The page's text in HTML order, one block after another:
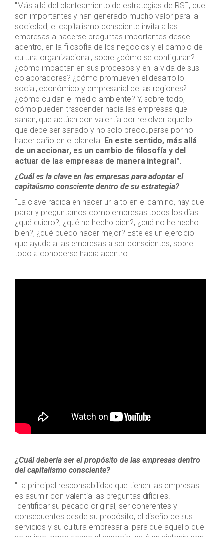
"Más allá del planteamiento de estrategias de RSE, que
son importantes y han generado mucho valor para la
sociedad, el capitalismo consciente invita a las
empresas a hacerse preguntas importantes desde
adentro, en la filosofía de los negocios y el cambio de
cultura organizacional, sobre ¿cómo se configuran?
¿cómo impactan en sus procesos y en la vida de sus
colaboradores? ¿cómo promueven el desarrollo
social, económico y empresarial de las regiones?
¿cómo cuidan el medio ambiente? Y, sobre todo,
cómo pueden trascender hacia las empresas que
sanan, que actúan con valentía por resolver aquello
que debe ser sanado y no solo preocuparse por no
hacer daño en el planeta. En este sentido, más allá
de un accionar, es un cambio de filosofía y del
actuar de las empresas de manera integral".
¿Cuál es la clave en las empresas para adoptar el
capitalismo consciente dentro de su estrategia?
"La clave radica en hacer un alto en el camino, hay que
parar y preguntarnos como empresas todos los días
¿qué quiero?, ¿qué he hecho bien?, ¿qué no he hecho
bien?, ¿qué puedo hacer mejor? Este es un ejercicio
que ayuda a las empresas a ser conscientes, sobre
todo a conocerse hacia adentro".
¿Cuál debería ser el propósito de las empresas dentro
del capitalismo consciente?
"La principal responsabilidad que tienen las empresas
es asumir con valentía las preguntas difíciles.
Identificar su pecado original, ser coherentes y
consecuentes desde su propósito, el diseño de sus
servicios y su cultura empresarial para que aquello que